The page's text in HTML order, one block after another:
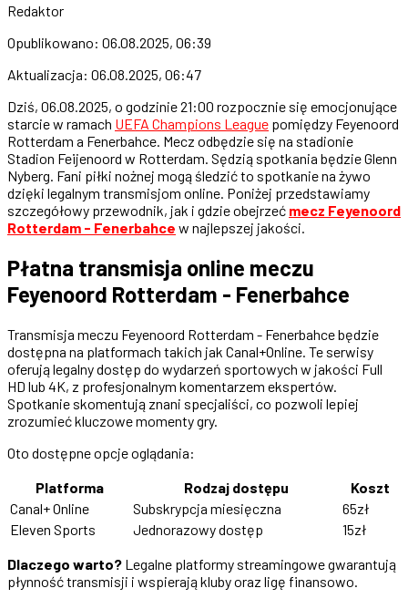
Redaktor
Opublikowano: 06.08.2025, 06:39
Aktualizacja: 06.08.2025, 06:47
Dziś, 06.08.2025, o godzinie 21:00 rozpocznie się emocjonujące
starcie w ramach UEFA Champions League pomiędzy Feyenoord
Rotterdam a Fenerbahce. Mecz odbędzie się na stadionie
Stadion Feijenoord w Rotterdam. Sędzią spotkania będzie Glenn
Nyberg. Fani piłki nożnej mogą śledzić to spotkanie na żywo
dzięki legalnym transmisjom online. Poniżej przedstawiamy
szczegółowy przewodnik, jak i gdzie obejrzeć mecz Feyenoord
Rotterdam - Fenerbahce w najlepszej jakości.
Płatna transmisja online meczu
Feyenoord Rotterdam - Fenerbahce
Transmisja meczu Feyenoord Rotterdam - Fenerbahce będzie
dostępna na platformach takich jak Canal+Online. Te serwisy
oferują legalny dostęp do wydarzeń sportowych w jakości Full
HD lub 4K, z profesjonalnym komentarzem ekspertów.
Spotkanie skomentują znani specjaliści, co pozwoli lepiej
zrozumieć kluczowe momenty gry.
Oto dostępne opcje oglądania:
Platforma
Rodzaj dostępu
Koszt
Canal+ Online
Subskrypcja miesięczna
65zł
Eleven Sports
Jednorazowy dostęp
15zł
Dlaczego warto? Legalne platformy streamingowe gwarantują
płynność transmisji i wspierają kluby oraz ligę finansowo.